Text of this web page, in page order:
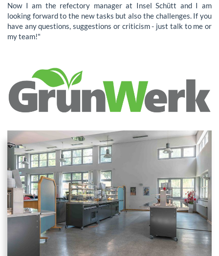
Now I am the refectory manager at Insel Schütt and I am
looking forward to the new tasks but also the challenges. If you
have any questions, suggestions or criticism - just talk to me or
my team!"